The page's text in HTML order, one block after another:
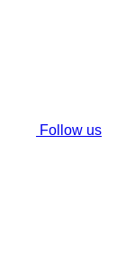
Follow us